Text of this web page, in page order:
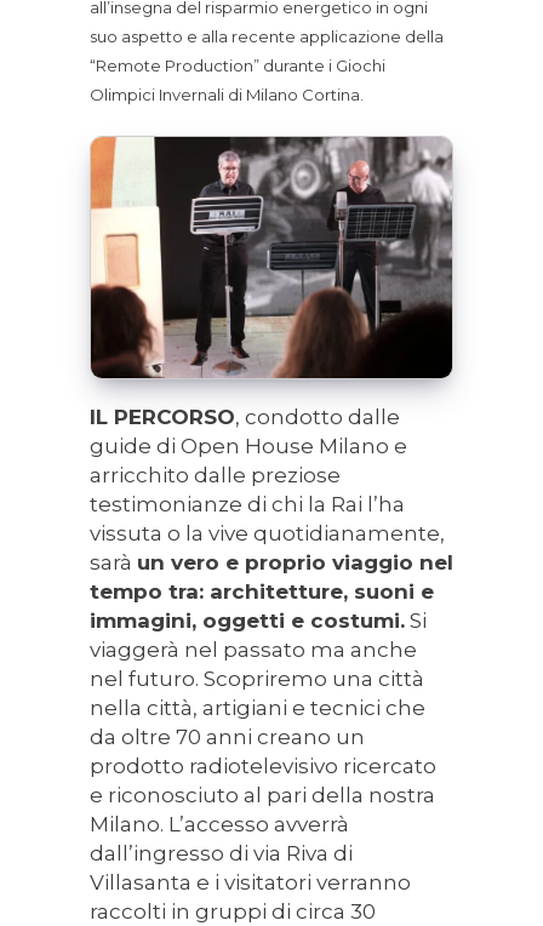
all’insegna del risparmio energetico in ogni
suo aspetto e alla recente applicazione della
“Remote Production” durante i Giochi
Olimpici Invernali di Milano Cortina.
IL PERCORSO, condotto dalle
guide di Open House Milano e
arricchito dalle preziose
testimonianze di chi la Rai l’ha
vissuta o la vive quotidianamente,
sarà un vero e proprio viaggio nel
tempo tra: architetture, suoni e
immagini, oggetti e costumi. Si
viaggerà nel passato ma anche
nel futuro. Scopriremo una città
nella città, artigiani e tecnici che
da oltre 70 anni creano un
prodotto radiotelevisivo ricercato
e riconosciuto al pari della nostra
Milano. L’accesso avverrà
dall’ingresso di via Riva di
Villasanta e i visitatori verranno
raccolti in gruppi di circa 30